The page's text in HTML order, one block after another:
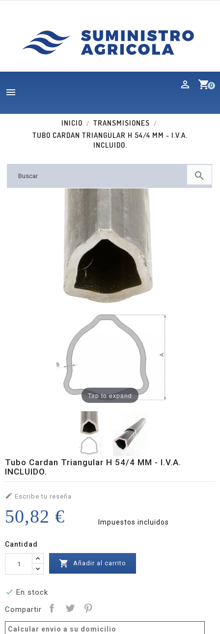
shopping_cart0

INICIO
TRANSMISIONES
TUBO CARDAN TRIANGULAR H 54/4 MM - I.V.A.
INCLUIDO.

Tap to expand
Tubo Cardan Triangular H 54/4 MM - I.V.A.
INCLUIDO.
 Escribe tu reseña
50,82 € Impuestos incluidos
Cantidad
 Añadir al carrito
 En stock
Compartir
Calcular envio a su domicilio